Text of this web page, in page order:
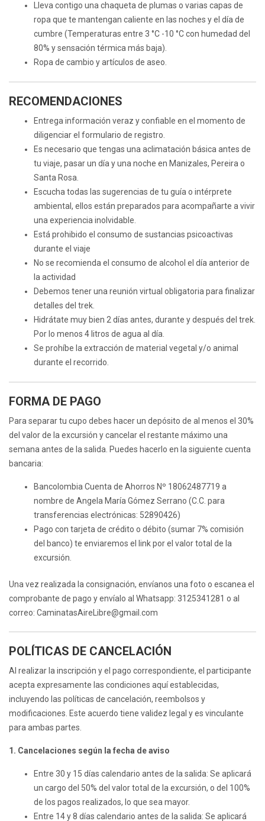
Lleva contigo una chaqueta de plumas o varias capas de
ropa que te mantengan caliente en las noches y el día de
cumbre (Temperaturas entre 3 °C -10 °C con humedad del
80% y sensación térmica más baja).
Ropa de cambio y artículos de aseo.
RECOMENDACIONES
Entrega información veraz y confiable en el momento de
diligenciar el formulario de registro.
Es necesario que tengas una aclimatación básica antes de
tu viaje, pasar un día y una noche en Manizales, Pereira o
Santa Rosa.
Escucha todas las sugerencias de tu guía o intérprete
ambiental, ellos están preparados para acompañarte a vivir
una experiencia inolvidable.
Está prohibido el consumo de sustancias psicoactivas
durante el viaje
No se recomienda el consumo de alcohol el día anterior de
la actividad
Debemos tener una reunión virtual obligatoria para finalizar
detalles del trek.
Hidrátate muy bien 2 días antes, durante y después del trek.
Por lo menos 4 litros de agua al día.
Se prohíbe la extracción de material vegetal y/o animal
durante el recorrido.
FORMA DE PAGO
Para separar tu cupo debes hacer un depósito de al menos el 30%
del valor de la excursión y cancelar el restante máximo una
semana antes de la salida. Puedes hacerlo en la siguiente cuenta
bancaria:
Bancolombia Cuenta de Ahorros Nº 18062487719 a
nombre de Angela María Gómez Serrano (C.C. para
transferencias electrónicas: 52890426)
Pago con tarjeta de crédito o débito (sumar 7% comisión
del banco) te enviaremos el link por el valor total de la
excursión.
Una vez realizada la consignación, envíanos una foto o escanea el
comprobante de pago y envíalo al Whatsapp: 3125341281 o al
correo: CaminatasAireLibre@gmail.com
POLÍTICAS DE CANCELACIÓN
Al realizar la inscripción y el pago correspondiente, el participante
acepta expresamente las condiciones aquí establecidas,
incluyendo las políticas de cancelación, reembolsos y
modificaciones. Este acuerdo tiene validez legal y es vinculante
para ambas partes.
1. Cancelaciones según la fecha de aviso
Entre 30 y 15 días calendario antes de la salida: Se aplicará
un cargo del 50% del valor total de la excursión, o del 100%
de los pagos realizados, lo que sea mayor.
Entre 14 y 8 días calendario antes de la salida: Se aplicará